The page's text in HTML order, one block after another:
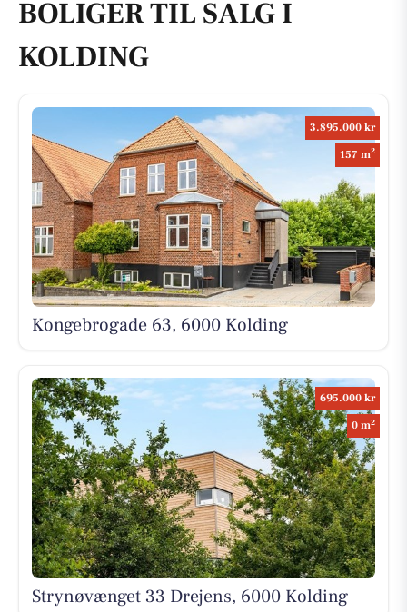
BOLIGER TIL SALG I
KOLDING
3.895.000 kr
157 m2
Kongebrogade 63, 6000 Kolding
695.000 kr
0 m2
Strynøvænget 33 Drejens, 6000 Kolding